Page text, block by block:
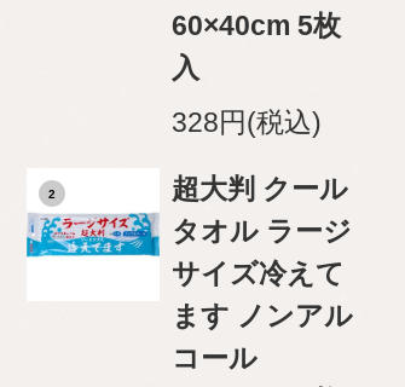
60×40cm 5枚
入
328円(税込)
2
超大判 クール
タオル ラージ
サイズ冷えて
ます ノンアル
コール